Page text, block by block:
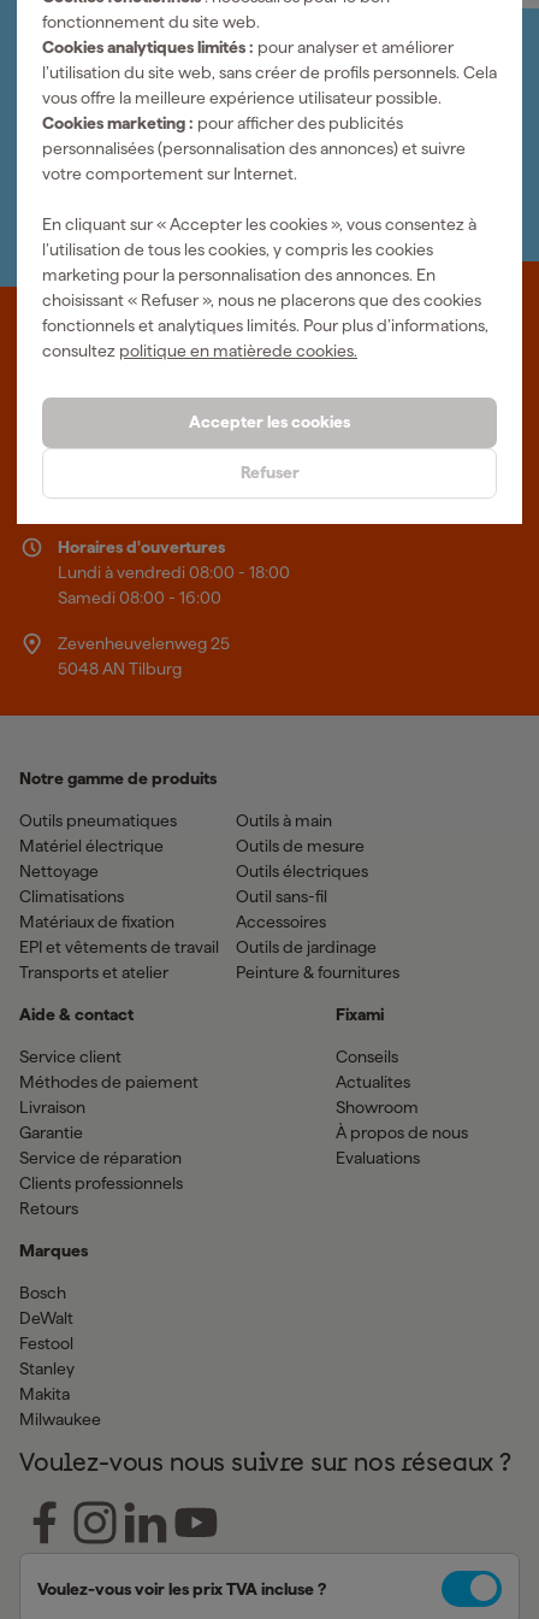
fonctionnement du site web.
Cookies analytiques limités : pour analyser et améliorer
l’utilisation du site web, sans créer de profils personnels. Cela
vous offre la meilleure expérience utilisateur possible.
Cookies marketing : pour afficher des publicités
personnalisées (personnalisation des annonces) et suivre
votre comportement sur Internet.
En cliquant sur « Accepter les cookies », vous consentez à
l’utilisation de tous les cookies, y compris les cookies
marketing pour la personnalisation des annonces. En
choisissant « Refuser », nous ne placerons que des cookies
fonctionnels et analytiques limités. Pour plus d’informations,
consultez politique en matièrede cookies.
Accepter les cookies
Refuser
Organisez-le vous-même
Connectez-vous et gérez vos commandes et vos
factures.
Bulletin
Abonnez-vous à la newsletter hebdomadaire
Nous sommes heureux de vous aider
de nos spécialistes.
Que représente Fixami?
sommes le spécialiste en ligne, quel que soit votre projet. Fixami
Salle d'exposition à Tilburg
Horaires d'ouvertures
Lundi à vendredi 08:00 - 18:00
Samedi 08:00 - 16:00
Zevenheuvelenweg 25
5048 AN Tilburg
Notre gamme de produits
Outils pneumatiques
Matériel électrique
Nettoyage
Climatisations
Matériaux de fixation
EPI et vêtements de travail
Transports et atelier
Outils à main
Outils de mesure
Outils électriques
Outil sans-fil
Accessoires
Outils de jardinage
Peinture & fournitures
Aide & contact
Service client
Méthodes de paiement
Livraison
Garantie
Service de réparation
Clients professionnels
Retours
Marques
Bosch
DeWalt
Festool
Stanley
Makita
Milwaukee
Fixami
Conseils
Actualites
Showroom
À propos de nous
Evaluations
Voulez-vous nous suivre sur nos réseaux ?
Voulez-vous voir les prix TVA incluse ?